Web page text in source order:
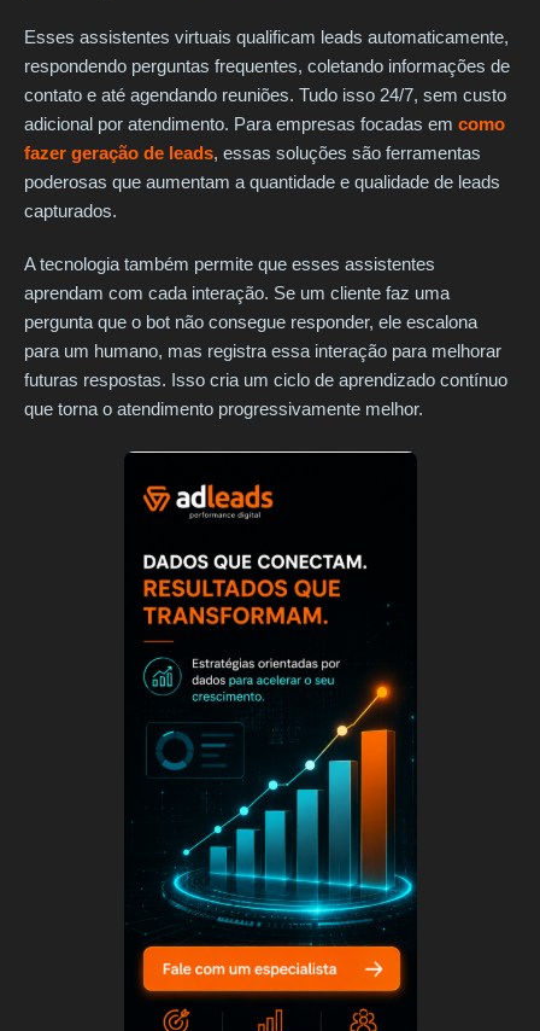
Esses assistentes virtuais qualificam leads automaticamente,
respondendo perguntas frequentes, coletando informações de
contato e até agendando reuniões. Tudo isso 24/7, sem custo
adicional por atendimento. Para empresas focadas em como
fazer geração de leads, essas soluções são ferramentas
poderosas que aumentam a quantidade e qualidade de leads
capturados.
A tecnologia também permite que esses assistentes
aprendam com cada interação. Se um cliente faz uma
pergunta que o bot não consegue responder, ele escalona
para um humano, mas registra essa interação para melhorar
futuras respostas. Isso cria um ciclo de aprendizado contínuo
que torna o atendimento progressivamente melhor.